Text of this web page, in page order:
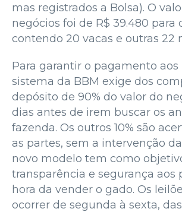
mas registrados a Bolsa). O
negócios foi de R$ 39.480 para
contendo 20 vacas e outras 22
Para garantir o pagamento aos
sistema da BBM exige dos
depósito de 90% do valor do
dias antes de irem buscar os
fazenda. Os outros 10% são
as partes, sem a intervenção
novo modelo tem como
transparência e segurança aos
hora da vender o gado. Os
ocorrer de segunda à sexta, das